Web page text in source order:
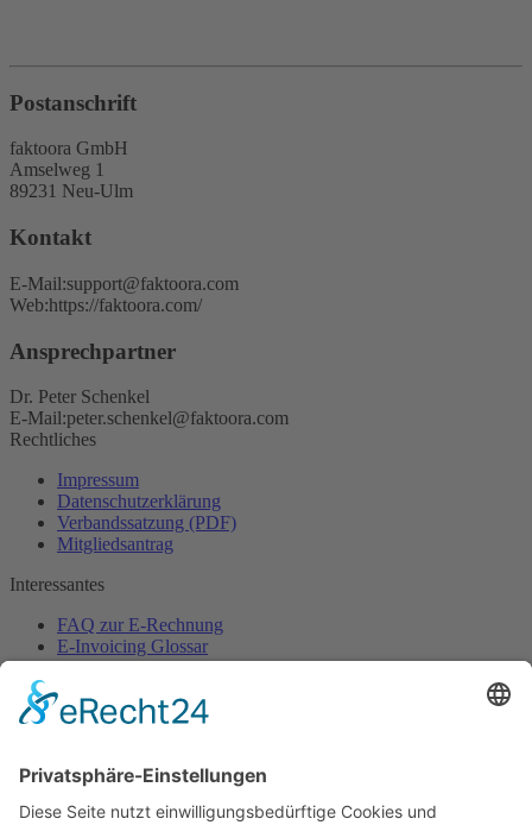
Postanschrift
faktoora GmbH
Amselweg 1
89231 Neu-Ulm
Kontakt
E-Mail:support@faktoora.com
Web:https://faktoora.com/
Ansprechpartner
Dr. Peter Schenkel
E-Mail:peter.schenkel@faktoora.com
Rechtliches
Impressum
Datenschutzerklärung
Verbandssatzung (PDF)
Mitgliedsantrag
Interessantes
FAQ zur E-Rechnung
E-Invoicing Glossar
Pressebereich
Ansprechpartner
Sekretariat
Verband elektronische Rechnung (VeR)
Schackstraße 2
80539 München